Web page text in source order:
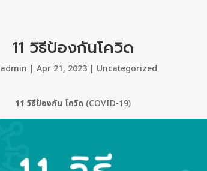
11 วิธีป้องกันโควิด
admin | Apr 21, 2023 | Uncategorized
11 วิธีป้องกัน โควิด (COVID-19)